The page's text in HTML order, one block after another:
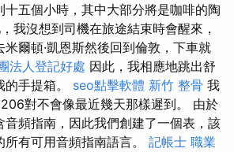
十五個小時，其中大部分將是咖啡的陶
我沒想到司機在旅途結束時會醒來，
爾頓·凱恩斯然後回到倫敦，下車就
法人登記好處 因此，我相應地跳出舒
手提箱。 seo點擊軟體 新竹 整骨 我
對不會像最近幾天那樣遲到。 由於
音頻指南，因此我們創建了一個表，該
有可用音頻指南語言。 記帳士 職業